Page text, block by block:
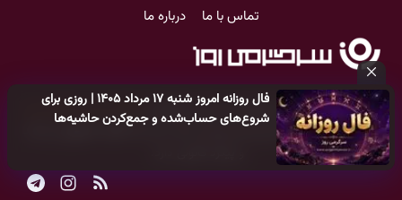
فال روزانه امروز شنبه ۱۷ مرداد ۱۴۰۵ | روزی برای
شروع‌های حساب‌شده و جمع‌کردن حاشیه‌ها
نگه‌داشتن چیزهای ارزشمند
فال روزانه امروز جمعه ۱۶ مرداد ۱۴۰۵ | روزی برای نفس‌کشیدن، انتخاب‌های
سبک‌تر و جمع‌بندی آرام
بازی فکری | تکه پیتزا میان سبزیجات قایم شده؛ فقط ۱۵ ثانیه برای
پیداکردنش وقت دارید
تماس با ما درباره ما
کلیه حقوق مادی و معنوی این سایت متعلق بهپایگاه خبری سرگرمی روز
می‌باشد و هر گونه کپی‌برداری توسط دیگر سایت‌ها اکیدا ممنوع